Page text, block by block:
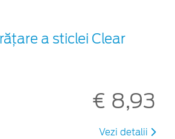
a sticlei Clear
€ 8,93
Vezi detalii